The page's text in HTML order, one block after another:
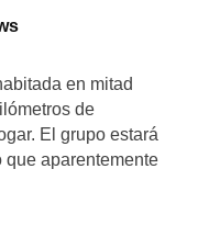
en mitad
de
El grupo estará
aparentemente